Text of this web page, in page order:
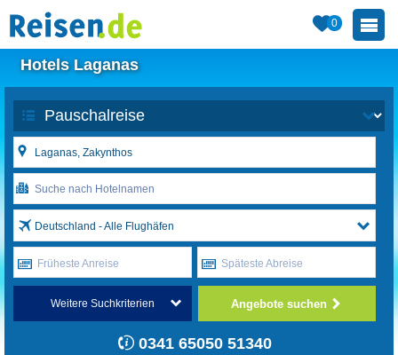
0
Hotels Laganas
Deutschland - Alle Flughäfen
Früheste Anreise Späteste Abreise
Weitere Suchkriterien Angebote suchen
0341 65050 51340